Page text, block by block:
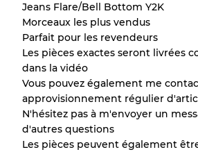
Notre système à 3 niveaux
Qualité APresque neuf, usure
Qualité BPeu utilisé
Qualité C Usure visible avec
Jeans Flare/Bell Bottom Y2K
Morceaux les plus vendus
Parfait pour les revendeurs
Les pièces exactes seront livrées
dans la vidéo
Vous pouvez également me
approvisionnement régulier
N'hésitez pas à m'envoyer un
d'autres questions
Les pièces peuvent également